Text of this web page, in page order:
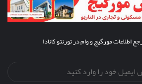
اطلاعات مورگیج و وام در تورنتو کانادا